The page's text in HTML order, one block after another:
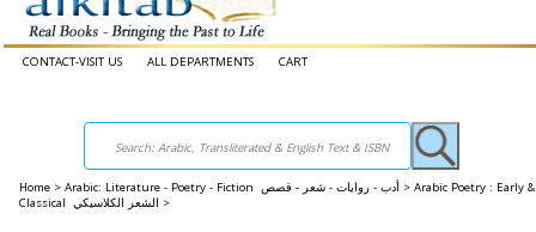
CONTACT-VISIT US ALL DEPARTMENTS CART
Home > Arabic: Literature - Poetry - Fiction أدب - روايات - شعر - قصص > Arabic Poetry : Early &
Classical الشعر الكلاسيكي >